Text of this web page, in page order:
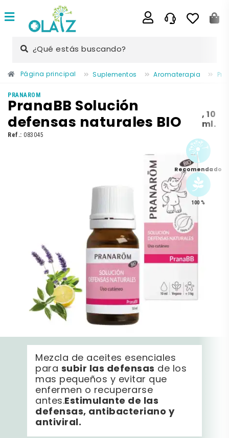
¿Qué estás buscando?
Página principal Suplementos Aromaterapia
PRANAROM
PranaBB Solución
defensas naturales BIO ,10
ml.
Ref.: 083045
Recomendado
100 %
Mezcla de aceites esenciales
para subir las defensas de los
mas pequeños y evitar que
enfermen o recuperarse
antes.Estimulante de las
defensas, antibacteriano y
antiviral.